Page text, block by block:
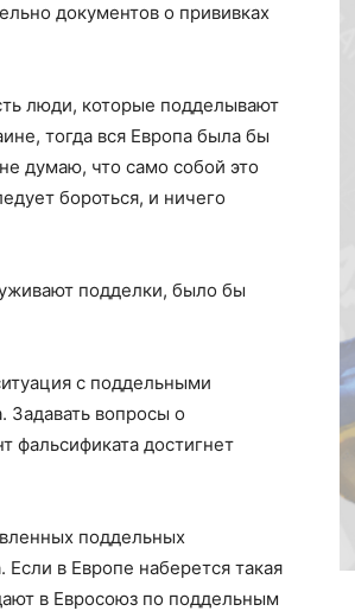
документов о прививках
люди, которые подделывают
тогда вся Европа была бы
думаю, что само собой это
бороться, и ничего
подделки, было бы
с поддельными
Задавать вопросы о
фальсификата достигнет
поддельных
в Европе наберется такая
в Евросоюз по поддельным